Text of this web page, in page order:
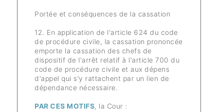
Portée et conséquences de la cassation
12. En application de l'article 624 du code
de procédure civile, la cassation prononcée
emporte la cassation des chefs de
dispositif de l'arrêt relatif à l'article 700 du
code de procédure civile et aux dépens
d'appel qui s'y rattachent par un lien de
dépendance nécessaire.
PAR CES MOTIFS, la Cour :